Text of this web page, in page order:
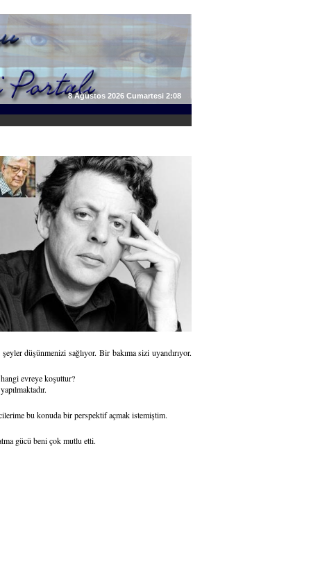
8 Ağustos 2026 Cumartesi 2:08
düşünmenizi sağlıyor. Bir bakıma sizi uyandırıyor.
evreye koşuttur?
bu konuda bir perspektif açmak istemiştim.
gücü beni çok mutlu etti.